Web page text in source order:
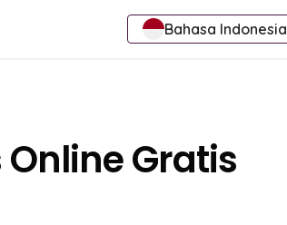
Bahasa Indonesia
Gratis